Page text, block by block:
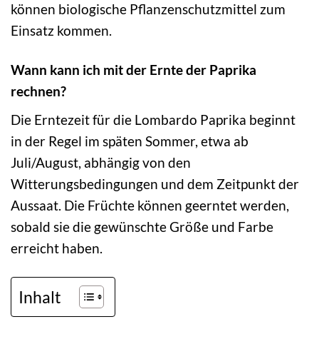
können biologische Pflanzenschutzmittel zum
Einsatz kommen.
Wann kann ich mit der Ernte der Paprika
rechnen?
Die Erntezeit für die Lombardo Paprika beginnt
in der Regel im späten Sommer, etwa ab
Juli/August, abhängig von den
Witterungsbedingungen und dem Zeitpunkt der
Aussaat. Die Früchte können geerntet werden,
sobald sie die gewünschte Größe und Farbe
erreicht haben.
Inhalt